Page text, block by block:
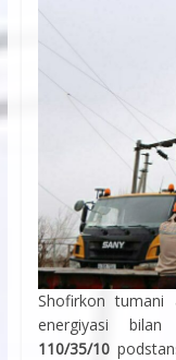
Shofirkon tumani
energiyasi bilan
110/35/10